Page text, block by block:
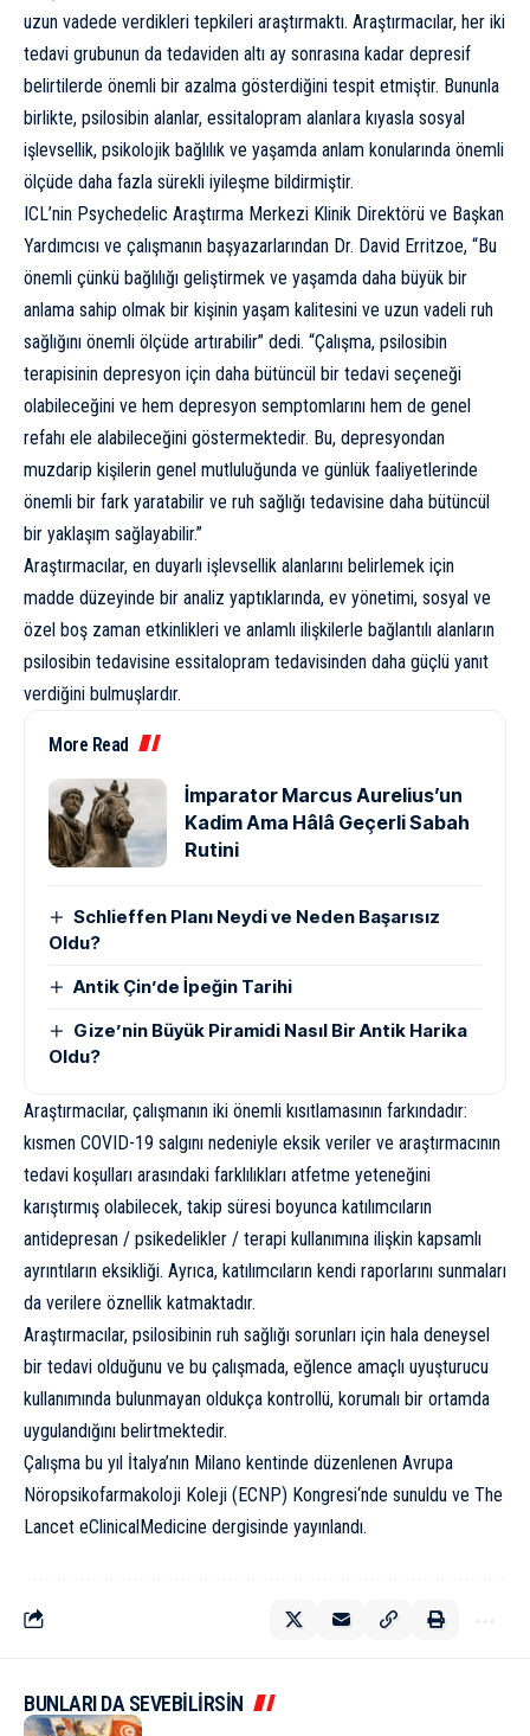
uzun vadede verdikleri tepkileri araştırmaktı. Araştırmacılar, her iki
tedavi grubunun da tedaviden altı ay sonrasına kadar depresif
belirtilerde önemli bir azalma gösterdiğini tespit etmiştir. Bununla
birlikte, psilosibin alanlar, essitalopram alanlara kıyasla sosyal
işlevsellik, psikolojik bağlılık ve yaşamda anlam konularında önemli
ölçüde daha fazla sürekli iyileşme bildirmiştir.
ICL’nin Psychedelic Araştırma Merkezi Klinik Direktörü ve Başkan
Yardımcısı ve çalışmanın başyazarlarından Dr. David Erritzoe, “Bu
önemli çünkü bağlılığı geliştirmek ve yaşamda daha büyük bir
anlama sahip olmak bir kişinin yaşam kalitesini ve uzun vadeli ruh
sağlığını önemli ölçüde artırabilir” dedi. “Çalışma, psilosibin
terapisinin depresyon için daha bütüncül bir tedavi seçeneği
olabileceğini ve hem depresyon semptomlarını hem de genel
refahı ele alabileceğini göstermektedir. Bu, depresyondan
muzdarip kişilerin genel mutluluğunda ve günlük faaliyetlerinde
önemli bir fark yaratabilir ve ruh sağlığı tedavisine daha bütüncül
bir yaklaşım sağlayabilir.”
Araştırmacılar, en duyarlı işlevsellik alanlarını belirlemek için
madde düzeyinde bir analiz yaptıklarında, ev yönetimi, sosyal ve
özel boş zaman etkinlikleri ve anlamlı ilişkilerle bağlantılı alanların
psilosibin tedavisine essitalopram tedavisinden daha güçlü yanıt
verdiğini bulmuşlardır.
More Read
İmparator Marcus Aurelius’un
Kadim Ama Hâlâ Geçerli Sabah
Rutini
Schlieffen Planı Neydi ve Neden Başarısız
Oldu?
Antik Çin’de İpeğin Tarihi
Gize’nin Büyük Piramidi Nasıl Bir Antik Harika
Oldu?
Araştırmacılar, çalışmanın iki önemli kısıtlamasının farkındadır:
kısmen COVID-19 salgını nedeniyle eksik veriler ve araştırmacının
tedavi koşulları arasındaki farklılıkları atfetme yeteneğini
karıştırmış olabilecek, takip süresi boyunca katılımcıların
antidepresan / psikedelikler / terapi kullanımına ilişkin kapsamlı
ayrıntıların eksikliği. Ayrıca, katılımcıların kendi raporlarını sunmaları
da verilere öznellik katmaktadır.
Araştırmacılar, psilosibinin ruh sağlığı sorunları için hala deneysel
bir tedavi olduğunu ve bu çalışmada, eğlence amaçlı uyuşturucu
kullanımında bulunmayan oldukça kontrollü, korumalı bir ortamda
uygulandığını belirtmektedir.
Çalışma bu yıl İtalya’nın Milano kentinde düzenlenen Avrupa
Nöropsikofarmakoloji Koleji (ECNP) Kongresi‘nde sunuldu ve The
Lancet eClinicalMedicine dergisinde yayınlandı.
BUNLARI DA SEVEBİLİRSİN
KÜLTÜR